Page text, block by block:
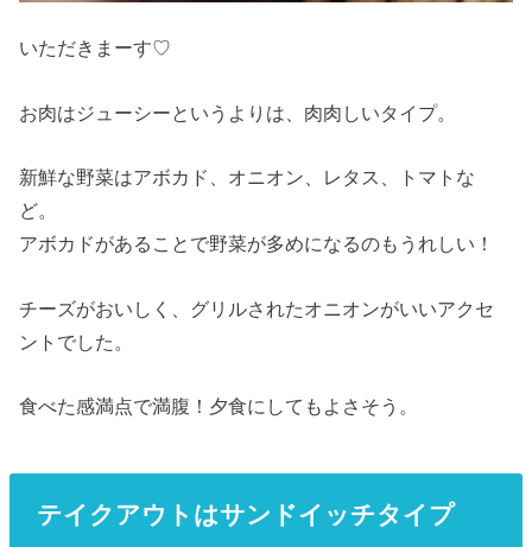
いただきまーす♡
お肉はジューシーというよりは、肉肉しいタイプ。
新鮮な野菜はアボカド、オニオン、レタス、トマトな
ど。
アボカドがあることで野菜が多めになるのもうれしい！
チーズがおいしく、グリルされたオニオンがいいアクセ
ントでした。
食べた感満点で満腹！夕食にしてもよさそう。
テイクアウトはサンドイッチタイプ